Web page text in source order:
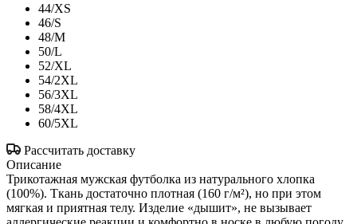
44/XS
46/S
48/M
50/L
52/XL
54/2XL
56/3XL
58/4XL
60/5XL
Рассчитать доставку
Описание
Трикотажная мужская футболка из натурального хлопка
(100%). Ткань достаточно плотная (160 г/м²), но при этом
мягкая и приятная телу. Изделие «дышит», не вызывает